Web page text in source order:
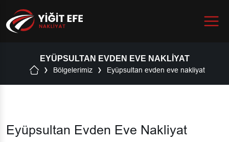
Menu
EYÜPSULTAN EVDEN EVE NAKLIYAT
Bölgelerimiz Eyüpsultan evden eve nakliyat
Eyüpsultan Evden Eve Nakliyat